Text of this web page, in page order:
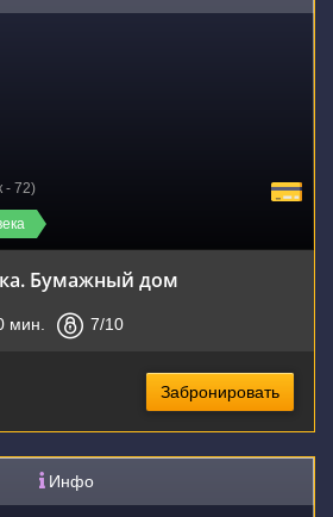
- 72)
Бумажный дом
мин. 7/10
Забронировать
Инфо